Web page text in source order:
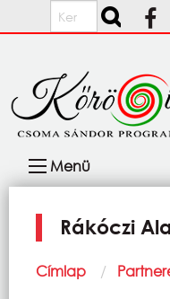
Ugrás a tartalomra
Keresés
navigáció
Menü
Rákóczi
Morzsa
Címlap